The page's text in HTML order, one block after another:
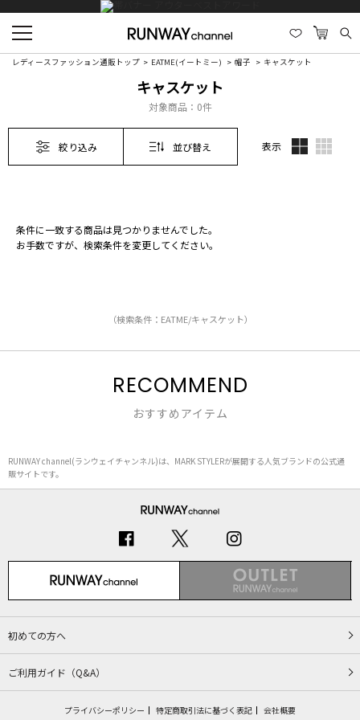
レディースファッション通販トップ EATME(イートミー) 帽子 キャスケット
キャスケット
対象商品： 0件
絞り込み 並び替え 表示
条件に一致する商品は見つかりませんでした。
お手数ですが、検索条件を変更してください。
（検索条件：EATME/キャスケット）
RECOMMEND
おすすめアイテム
RUNWAY channel(ランウェイチャンネル)は、MARK STYLERが展開する人気ブランドの公式通
販サイトです。
初めての方へ
ご利用ガイド（Q&A）
プライバシーポリシー 特定商取引法に基づく表記 会社概要